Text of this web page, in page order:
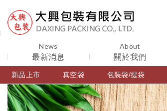
News
最新消息
About
關於我們
新品上市 真空袋 包裝袋/提袋